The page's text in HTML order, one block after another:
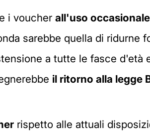
i voucher all'uso
sarebbe quella di ridurne
a tutte le fasce d'età
il ritorno alla legge
rispetto alle attuali